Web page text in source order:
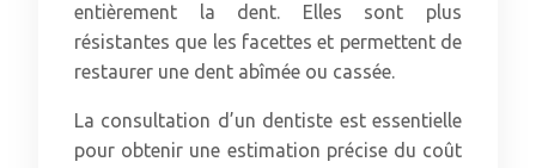
entièrement la dent. Elles sont plus
résistantes que les facettes et permettent de
restaurer une dent abîmée ou cassée.
La consultation d’un dentiste est essentielle
pour obtenir une estimation précise du coût